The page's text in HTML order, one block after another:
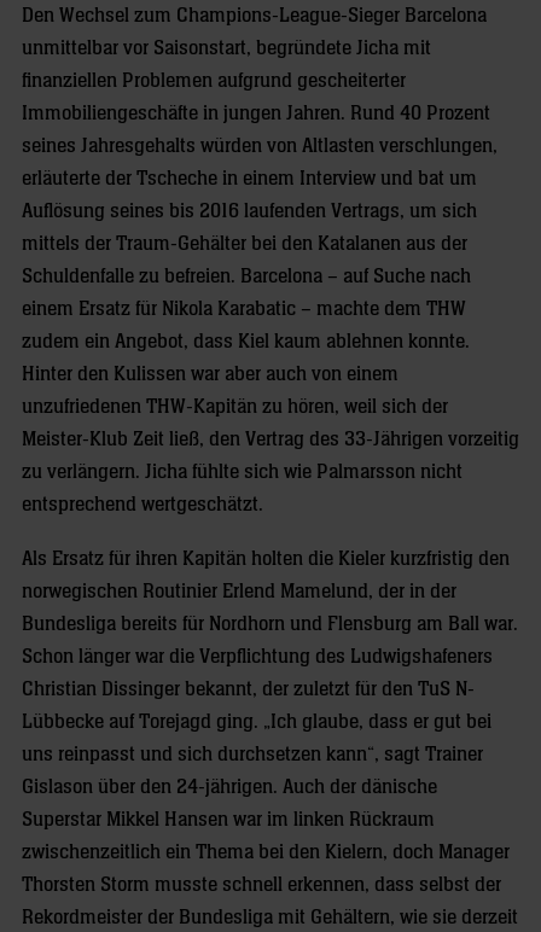
Den Wechsel zum Champions-League-Sieger Barcelona
unmittelbar vor Saisonstart, begründete Jicha mit
finanziellen Problemen aufgrund gescheiterter
Immobiliengeschäfte in jungen Jahren. Rund 40 Prozent
seines Jahresgehalts würden von Altlasten verschlungen,
erläuterte der Tscheche in einem Interview und bat um
Auflösung seines bis 2016 laufenden Vertrags, um sich
mittels der Traum-Gehälter bei den Katalanen aus der
Schuldenfalle zu befreien. Barcelona – auf Suche nach
einem Ersatz für Nikola Karabatic – machte dem THW
zudem ein Angebot, dass Kiel kaum ablehnen konnte.
Hinter den Kulissen war aber auch von einem
unzufriedenen THW-Kapitän zu hören, weil sich der
Meister-Klub Zeit ließ, den Vertrag des 33-Jährigen vorzeitig
zu verlängern. Jicha fühlte sich wie Palmarsson nicht
entsprechend wertgeschätzt.
Als Ersatz für ihren Kapitän holten die Kieler kurzfristig den
norwegischen Routinier Erlend Mamelund, der in der
Bundesliga bereits für Nordhorn und Flensburg am Ball war.
Schon länger war die Verpflichtung des Ludwigshafeners
Christian Dissinger bekannt, der zuletzt für den TuS N-
Lübbecke auf Torejagd ging. „Ich glaube, dass er gut bei
uns reinpasst und sich durchsetzen kann“, sagt Trainer
Gislason über den 24-jährigen. Auch der dänische
Superstar Mikkel Hansen war im linken Rückraum
zwischenzeitlich ein Thema bei den Kielern, doch Manager
Thorsten Storm musste schnell erkennen, dass selbst der
Rekordmeister der Bundesliga mit Gehältern, wie sie derzeit